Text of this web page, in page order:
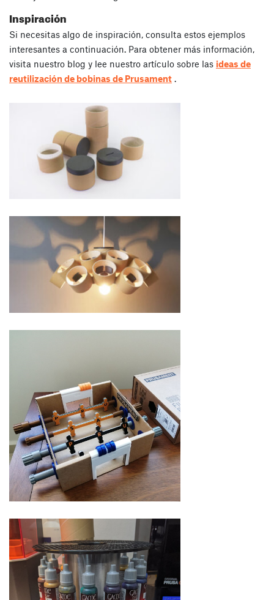
Inspiración
Si necesitas algo de inspiración, consulta estos ejemplos
interesantes a continuación. Para obtener más información,
visita nuestro blog y lee nuestro artículo sobre las ideas de
reutilización de bobinas de Prusament .